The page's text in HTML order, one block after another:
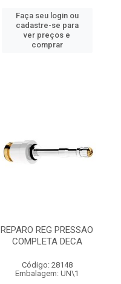
Faça seu login ou
cadastre-se para
ver preços e
comprar
REPARO REG PRESSAO
COMPLETA DECA
Código: 28148
Embalagem: UN\1